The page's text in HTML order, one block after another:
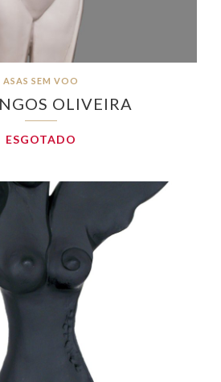
ASAS SEM VOO
OLIVEIRA
ESGOTADO